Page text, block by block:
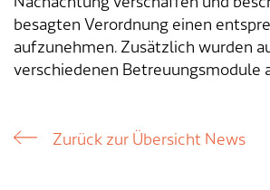
besagten Verordnung einen
aufzunehmen. Zusätzlich wurden
verschiedenen Betreuungsmodule
Zurück zur Übersicht News
Sicherheit
Über Lengnau
Wirtschaft
Schnupperlehre / Lehrstelle
Gemeindenetzwerke